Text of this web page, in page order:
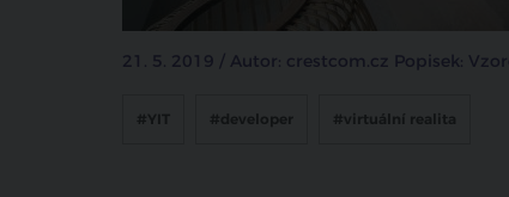
21. 5. 2019 / Autor: crestcom.cz Popisek:
#YIT #developer #virtuální realita